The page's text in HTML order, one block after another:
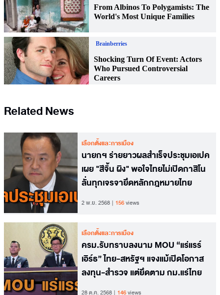
Related News
เลือกตั้งและการเมือง
นายกฯ ร่ายยาวผลสำเร็จประชุมเอเปค
เผย "สีจิ้น ผิง" พอใจไทยไม่เปิดกาสิโน
ลั่นทุกเจรจายึดหลักกฎหมายไทย
2 พ.ย. 2568 156views
เลือกตั้งและการเมือง
ครม.รับทราบลงนาม MOU “แร่แรร์
เอิร์ธ” ไทย-สหรัฐฯ แจงแม้เปิดโอกาส
ลงทุน-สำรวจ แต่ยึดตาม กม.แร่ไทย
28 ต.ค. 2568 146views